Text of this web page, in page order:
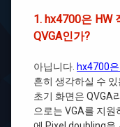
1. hx4700은 HW
QVGA인가?
아닙니다. hx4700
흔히 생각하실 수
초기 화면은 QVGA
으로는 VGA를 지